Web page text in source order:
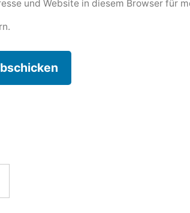
und Website in diesem Browser für